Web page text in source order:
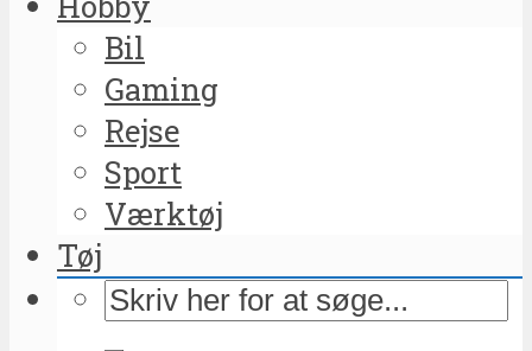
Bil
Gaming
Rejse
Sport
Værktøj
Tøj